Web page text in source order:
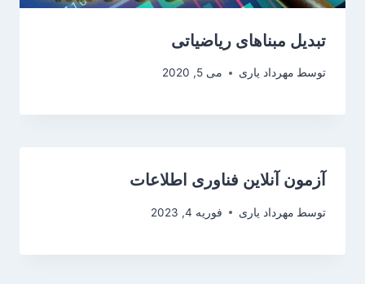
تبدیل مبناهای ریاضیاتی
توسط مهرداد یاری می 5, 2020
آزمون آنلاین فناوری اطلاعات
توسط مهرداد یاری فوریه 4, 2023